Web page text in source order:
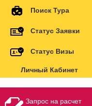
Поиск Тура
Статус Заявки
Статус Визы
Личный Кабинет
Запрос на расчет